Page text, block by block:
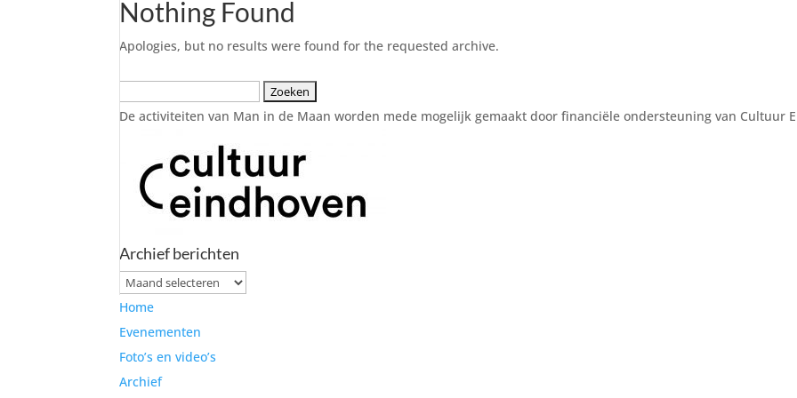
Nothing Found
Apologies, but no results were found for the requested archive.
naar:
De activiteiten van Man in de Maan worden mede mogelijk gemaakt door financiële ondersteuning van Cultuur
Archief berichten
Archief
berichten
Home
Evenementen
Foto’s en video’s
Archief